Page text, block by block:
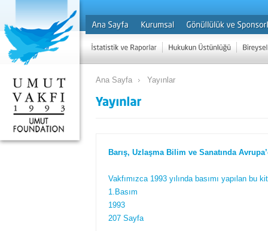
Ana Sayfa Yayınlar
Barış, Uzlaşma Bilim ve Sanatında
Vakfımızca 1993 yılında basımı yapılan bu
1.Basım
1993
207 Sayfa